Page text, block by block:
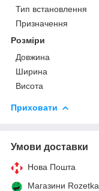
Тип встановлення
Призначення
Розміри
Довжина
Ширина
Висота
Приховати
Умови доставки
Нова Пошта
Магазини Rozetka